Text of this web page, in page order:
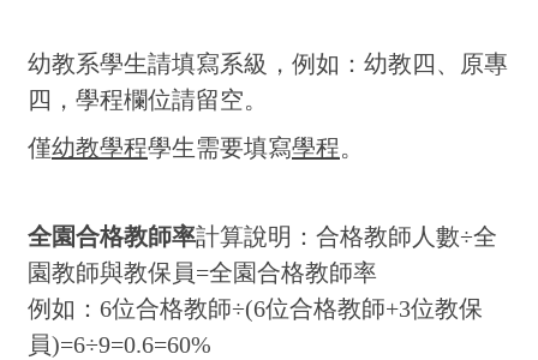
幼教系學生請填寫系級，例如：幼教四、原專
四，學程欄位請留空。
僅幼教學程學生需要填寫學程。
全園合格教師率計算說明：合格教師人數÷全
園教師與教保員=全園合格教師率
例如：6位合格教師÷(6位合格教師+3位教保
員)=6÷9=0.6=60%